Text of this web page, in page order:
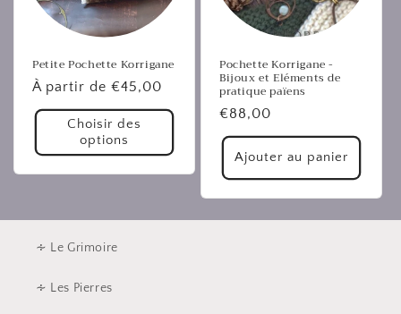
Petite Pochette Korrigane
Prix
habituel
À partir de €45,00
Choisir des
options
Pochette Korrigane -
Bijoux et Eléments de
pratique païens
Prix
habituel
€88,00
Ajouter au panier
∻ Le Grimoire
∻ Les Pierres